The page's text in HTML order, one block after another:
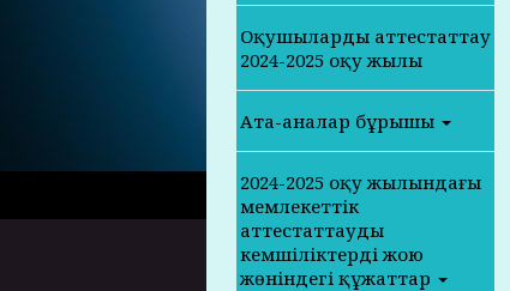
Оқушыларды аттестаттау
2024-2025 оқу жылы
Ата-аналар бұрышы
2024-2025 оқу жылындағы
мемлекеттік
аттестаттаудың
кемшіліктерді жою
жөніндегі құжаттар